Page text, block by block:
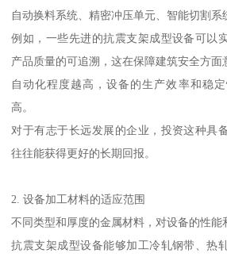
自动换料系统、精密冲压单元、智能切割系
例如，一些先进的抗震支架成型设备可以
产品质量的可追溯，这在保障建筑安全方面
自动化程度越高，设备的生产效率和稳
高。
对于有志于长远发展的企业，投资这种具
往往能获得更好的长期回报。
2. 设备加工材料的适应范围
不同类型和厚度的金属材料，对设备的性能
抗震支架成型设备能够加工冷轧钢带、热